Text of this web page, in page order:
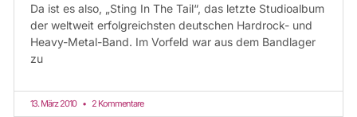
Da ist es also, „Sting In The Tail“, das letzte Studioalbum
der weltweit erfolgreichsten deutschen Hardrock- und
Heavy-Metal-Band. Im Vorfeld war aus dem Bandlager
zu
13. März 2010 2 Kommentare